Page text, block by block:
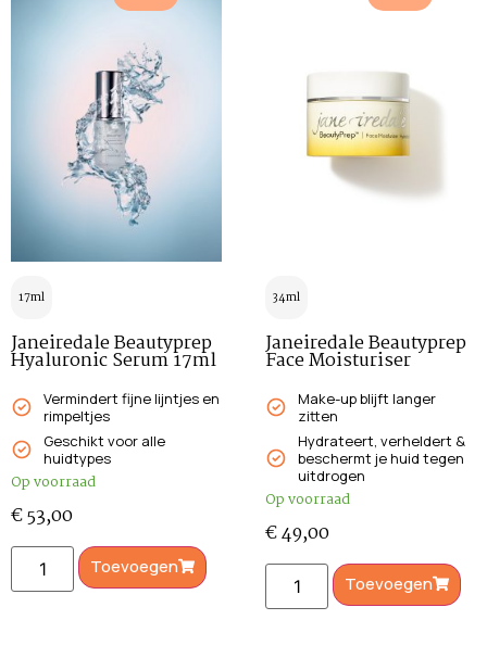
17ml
Janeiredale Beautyprep
Hyaluronic Serum 17ml
Vermindert fijne lijntjes en
rimpeltjes
Geschikt voor alle
huidtypes
Op voorraad
€53,00
Toevoegen
34ml
Janeiredale Beautyprep
Face Moisturiser
Make-up blijft langer
zitten
Hydrateert, verheldert &
beschermt je huid tegen
uitdrogen
Op voorraad
€49,00
Toevoegen